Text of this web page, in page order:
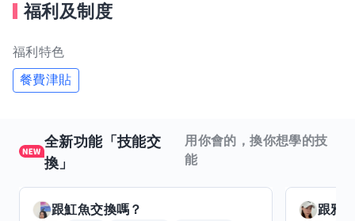
福利及制度
福利特色
餐費津貼
全新功能「技能交
換」
用你會的，換你想學的技
能
跟魟魚交換嗎？
跟雅